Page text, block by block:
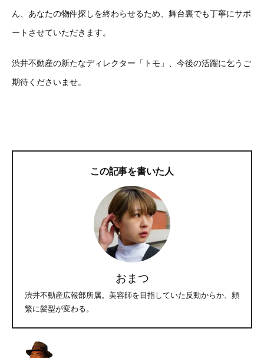
ん、あなたの物件探しを終わらせるため、舞台裏でも丁寧にサポ
ートさせていただきます。
渋井不動産の新たなディレクター「トモ」、今後の活躍に乞うご
期待くださいませ。
この記事を書いた人
おまつ
渋井不動産広報部所属。美容師を目指していた反動からか、頻
繁に髪型が変わる。